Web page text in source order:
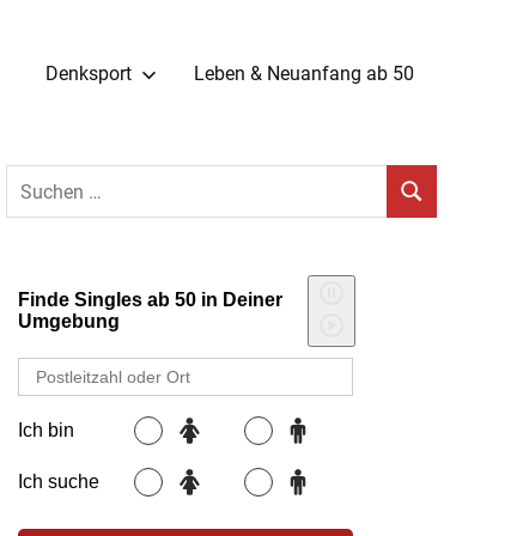
Denksport Leben & Neuanfang ab 50
Suchen
SUCHEN